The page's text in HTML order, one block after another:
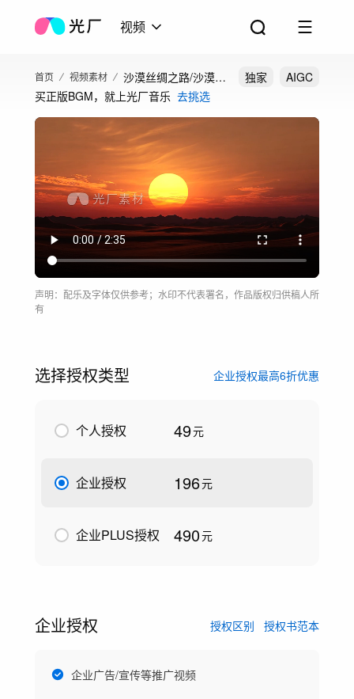
视频
首页 视频素材
沙漠丝绸之路/沙漠戈
壁自然风光
独家
AIGC
买正版BGM，就上光厂音乐 去挑选
声明：配乐及字体仅供参考；水印不代表署名，作品版权归供稿人所
有
选择授权类型 企业授权最高6折优惠
个人授权 49元
企业授权 196元
企业PLUS授权 490元
企业授权 授权区别 授权书范本
企业广告/宣传等推广视频